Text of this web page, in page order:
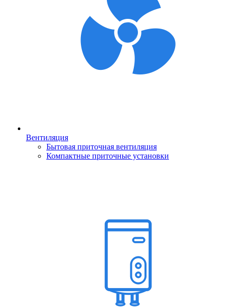
Вентиляция
Бытовая приточная вентиляция
Компактные приточные установки